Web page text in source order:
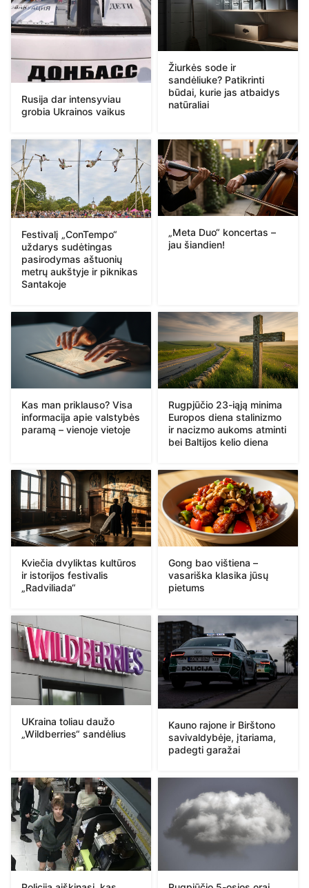
Rusija dar intensyviau
grobia Ukrainos vaikus
Žiurkės sode ir
sandėliuke? Patikrinti
būdai, kurie jas atbaidys
natūraliai
Festivalį „ConTempo“
uždarys sudėtingas
pasirodymas aštuonių
metrų aukštyje ir piknikas
Santakoje
„Meta Duo“ koncertas –
jau šiandien!
Kas man priklauso? Visa
informacija apie valstybės
paramą – vienoje vietoje
Rugpjūčio 23-iąją minima
Europos diena stalinizmo
ir nacizmo aukoms atminti
bei Baltijos kelio diena
Kviečia dvyliktas kultūros
ir istorijos festivalis
„Radviliada“
Gong bao vištiena –
vasariška klasika jūsų
pietums
UKraina toliau daužo
„Wildberries“ sandėlius
Kauno rajone ir Birštono
savivaldybėje, įtariama,
padegti garažai